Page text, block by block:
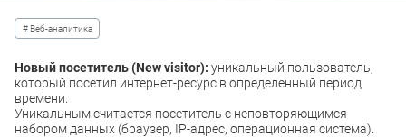
# Веб-аналитика
Новый посетитель (New visitor): уникальный пользователь,
который посетил интернет-ресурс в определенный период
времени.
Уникальным считается посетитель с неповторяющимся
набором данных (браузер, IP-адрес, операционная система).